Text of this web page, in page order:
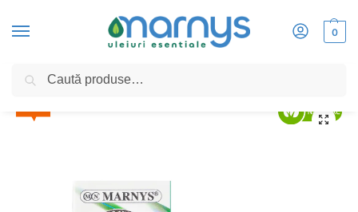
0
Home Oregano 15ml, Ulei Esential MARNYS, 100% Natural si Pur, Chemotipat